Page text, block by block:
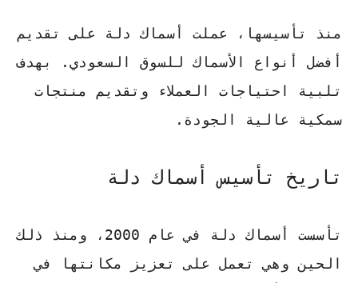
منذ تأسيسها، عملت أسماك دلة على تقديم
أفضل أنواع الأسماك للسوق السعودي. بهدف
تلبية احتياجات العملاء وتقديم منتجات
سمكية عالية الجودة.
تاريخ تأسيس أسماك دلة
تأسست أسماك دلة في عام 2000، ومنذ ذلك
الحين وهي تعمل على تعزيز مكانتها في